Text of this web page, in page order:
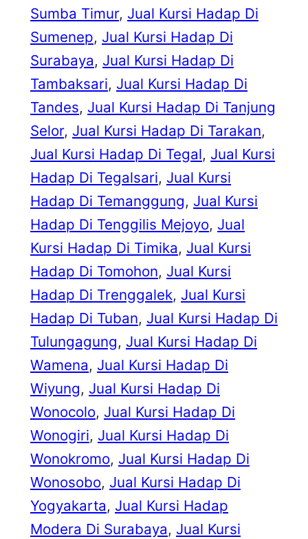
Sumba Timur, Jual Kursi Hadap Di
Sumenep, Jual Kursi Hadap Di
Surabaya, Jual Kursi Hadap Di
Tambaksari, Jual Kursi Hadap Di
Tandes, Jual Kursi Hadap Di Tanjung
Selor, Jual Kursi Hadap Di Tarakan
Jual Kursi Hadap Di Tegal, Jual Kursi
Hadap Di Tegalsari, Jual Kursi
Hadap Di Temanggung, Jual Kursi
Hadap Di Tenggilis Mejoyo, Jual
Kursi Hadap Di Timika, Jual Kursi
Hadap Di Tomohon, Jual Kursi
Hadap Di Trenggalek, Jual Kursi
Hadap Di Tuban, Jual Kursi Hadap Di
Tulungagung, Jual Kursi Hadap Di
Wamena, Jual Kursi Hadap Di
Wiyung, Jual Kursi Hadap Di
Wonocolo, Jual Kursi Hadap Di
Wonogiri, Jual Kursi Hadap Di
Wonokromo, Jual Kursi Hadap Di
Wonosobo, Jual Kursi Hadap Di
Yogyakarta, Jual Kursi Hadap
Modera Di Surabaya, Jual Kursi